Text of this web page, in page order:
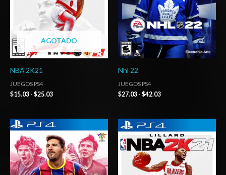
AGOTADO
NBA 2K21
JUEGOS PS4
$15.03 - $25.03
Nhl 22
JUEGOS PS4
$27.03 - $42.03
Rango
de
precios:
desde
$2.00
hasta
$4.00
Rango
de
precios:
desde
$3.00
hasta
$6.00